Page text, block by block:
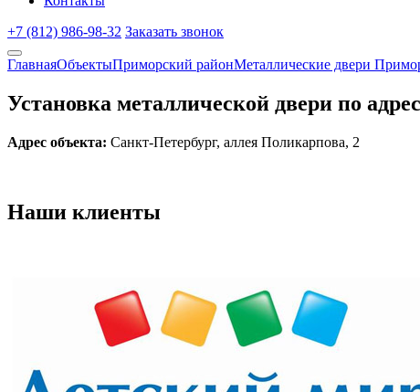
+7 (812) 986-98-32 Заказать звонок
ГлавнаяОбъектыПриморский районМеталлические двери
Установка металлической двери по
Адрес объекта: Санкт-Петербург, аллея Поликарпова, 2
Наши клиенты